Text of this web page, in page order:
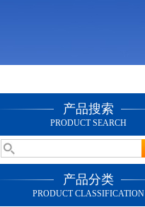
产品搜索
PRODUCT SEARCH
产品分类
PRODUCT CLASSIFICATION